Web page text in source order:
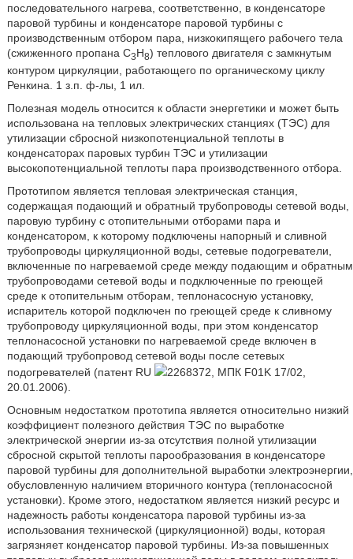
последовательного нагрева, соответственно, в конденсаторе
паровой турбины и конденсаторе паровой турбины с
производственным отбором пара, низкокипящего рабочего тела
(сжиженного пропана C3H8) теплового двигателя с замкнутым
контуром циркуляции, работающего по органическому циклу
Ренкина. 1 з.п. ф-лы, 1 ил.
Полезная модель относится к области энергетики и может быть
использована на тепловых электрических станциях (ТЭС) для
утилизации сбросной низкопотенциальной теплоты в
конденсаторах паровых турбин ТЭС и утилизации
высокопотенциальной теплоты пара производственного отбора.
Прототипом является тепловая электрическая станция,
содержащая подающий и обратный трубопроводы сетевой воды,
паровую турбину с отопительными отборами пара и
конденсатором, к которому подключены напорный и сливной
трубопроводы циркуляционной воды, сетевые подогреватели,
включенные по нагреваемой среде между подающим и обратным
трубопроводами сетевой воды и подключенные по греющей
среде к отопительным отборам, теплонасосную установку,
испаритель которой подключен по греющей среде к сливному
трубопроводу циркуляционной воды, при этом конденсатор
теплонасосной установки по нагреваемой среде включен в
подающий трубопровод сетевой воды после сетевых
подогревателей (патент RU
2268372, МПК F01K 17/02,
20.01.2006).
Основным недостатком прототипа является относительно низкий
коэффициент полезного действия ТЭС по выработке
электрической энергии из-за отсутствия полной утилизации
сбросной скрытой теплоты парообразования в конденсаторе
паровой турбины для дополнительной выработки электроэнергии,
обусловленную наличием вторичного контура (теплонасосной
установки). Кроме этого, недостатком является низкий ресурс и
надежность работы конденсатора паровой турбины из-за
использования технической (циркуляционной) воды, которая
загрязняет конденсатор паровой турбины. Из-за повышенных